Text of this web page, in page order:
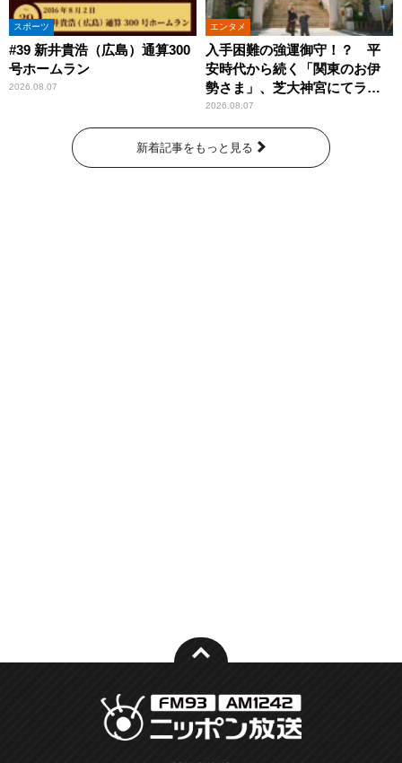
スポーツ
#39 新井貴浩（広島）通算300
号ホームラン
2026.08.07
エンタメ
入手困難の強運御守！？ 平
安時代から続く「関東のお伊
勢さま」、芝大神宮にてラン
パンプスが合格祈願！
2026.08.07
新着記事をもっと見る